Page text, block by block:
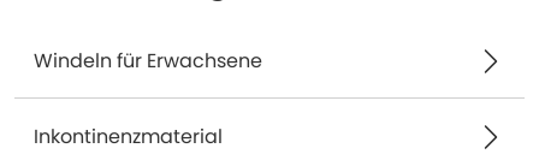
Windeln für Erwachsene
Inkontinenzmaterial